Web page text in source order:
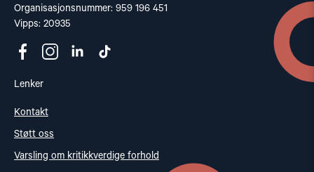
Organisasjonsnummer: 959 196 451
Vipps: 20935
Lenker
Kontakt
Støtt oss
Varsling om kritikkverdige forhold